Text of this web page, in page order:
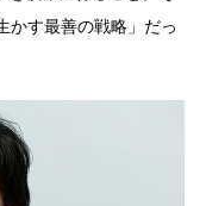
かす最善の戦略」だっ